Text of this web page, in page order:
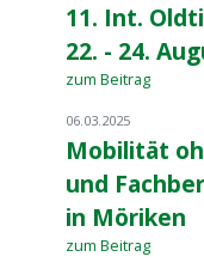
11. Int.
22. - 24.
zum Beitrag
06.03.2025
Mobilität
und
in Möriken
zum Beitrag